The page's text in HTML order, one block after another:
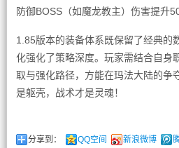
防御BOSS（如魔龙教主）伤害提升
1.85版本的装备体系既保留了经典的
化强化了策略深度。玩家需结合自身
取与强化路径，方能在玛法大陆的争
是躯壳，战术才是灵魂！
分享到： QQ空间 新浪微博